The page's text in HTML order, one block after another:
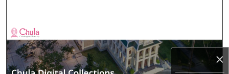
×
Browse Collections
My Account